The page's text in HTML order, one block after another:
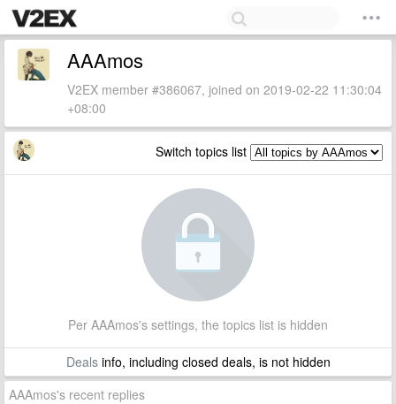
AAAmos
V2EX member #386067, joined on 2019-02-22 11:30:04
+08:00
Switch topics list
Per AAAmos's settings, the topics list is hidden
Dealsinfo, including closed deals, is not hidden
AAAmos's recent replies